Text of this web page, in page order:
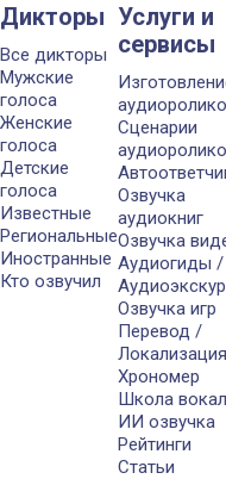
Дикторы
Все дикторы
Мужские
голоса
Женские
голоса
Детские
голоса
Известные
Региональные
Иностранные
Кто озвучил
Услуги и
сервисы
Сценарии
Озвучка
аудиокниг
Озвучка
Аудиогиды /
Озвучка игр
Перевод /
Локализация
Хрономер
Школа
ИИ озвучка
Рейтинги
Статьи